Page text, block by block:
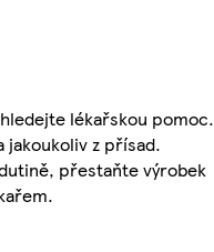
lékařskou pomoc.
jakoukoliv z přísad.
přestaňte výrobek